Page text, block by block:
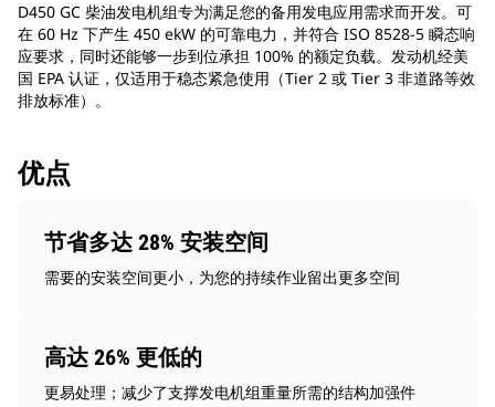
D450 GC 柴油发电机组专为满足您的备用发电应用需求而开发。可
在 60 Hz 下产生 450 ekW 的可靠电力，并符合 ISO 8528-5 瞬态响
应要求，同时还能够一步到位承担 100% 的额定负载。发动机经美
国 EPA 认证，仅适用于稳态紧急使用（Tier 2 或 Tier 3 非道路等效
排放标准）。
优点
节省多达 28% 安装空间
需要的安装空间更小，为您的持续作业留出更多空间
高达 26% 更低的
更易处理；减少了支撑发电机组重量所需的结构加强件